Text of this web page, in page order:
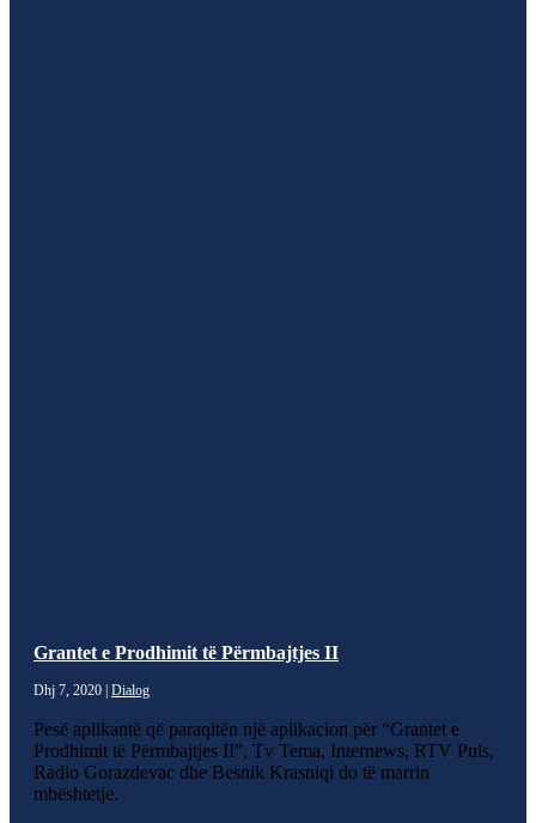
Grantet e Prodhimit të Përmbajtjes II
Dhj 7, 2020 | Dialog
Pesë aplikantë që paraqitën një aplikacion për “Grantet e
Prodhimit të Përmbajtjes II”, Tv Tema, Internews, RTV Puls,
Radio Gorazdevac dhe Besnik Krasniqi do të marrin
mbështetje.